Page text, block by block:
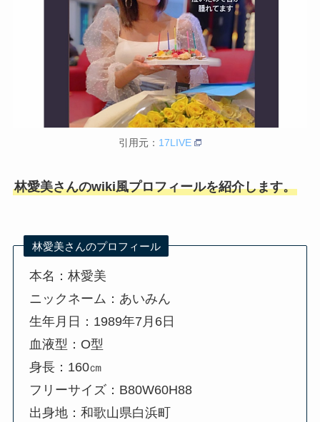
引用元： 17LIVE
林愛美さんのwiki風プロフィールを紹介します。
林愛美さんのプロフィール
本名：林愛美
ニックネーム：あいみん
生年月日：1989年7月6日
血液型：O型
身長：160㎝
フリーサイズ：B80W60H88
出身地：和歌山県白浜町